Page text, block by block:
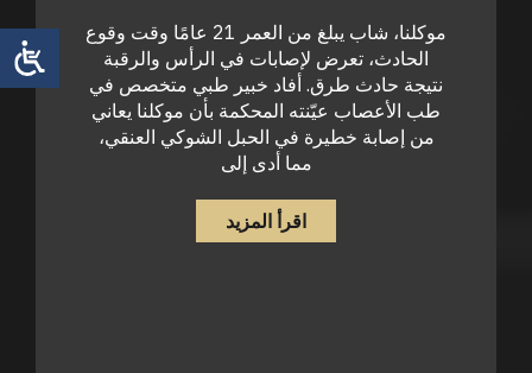
موكلنا، شاب يبلغ من العمر 21 عامًا وقت وقوع
الحادث، تعرض لإصابات في الرأس والرقبة
نتيجة حادث طرق. أفاد خبير طبي متخصص في
طب الأعصاب عيّنته المحكمة بأن موكلنا يعاني
من إصابة خطيرة في الحبل الشوكي العنقي،
مما أدى إلى
اقرأ المزيد